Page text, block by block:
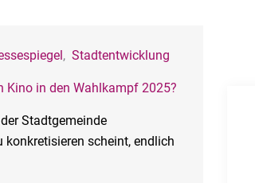
,Stadtentwicklung
Kino in den Wahlkampf 2025?
Stadtgemeinde
scheint, endlich